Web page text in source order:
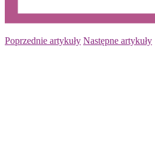
Poprzednie artykuły Następne artykuły